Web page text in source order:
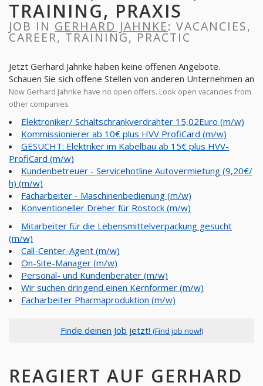
TRAINING, PRAXIS
JOB IN GERHARD JAHNKE: VACANCIES,
CAREER, TRAINING, PRACTIC
Jetzt Gerhard Jahnke haben keine offenen Angebote.
Schauen Sie sich offene Stellen von anderen Unternehmen an
Now Gerhard Jahnke have no open offers. Look open vacancies from
other companies
Elektroniker/ Schaltschrankverdrahter 15,02Euro (m/w)
Kommissionierer ab 10€ plus HVV ProfiCard (m/w)
GESUCHT: Elektriker im Kabelbau ab 15€ plus HVV-
ProfiCard (m/w)
Kundenbetreuer - Servicehotline Autovermietung (9,20€/
h) (m/w)
Facharbeiter - Maschinenbedienung (m/w)
Konventioneller Dreher für Rostock (m/w)
Mitarbeiter für die Lebensmittelverpackung gesucht
(m/w)
Call-Center-Agent (m/w)
On-Site-Manager (m/w)
Personal- und Kundenberater (m/w)
Wir suchen dringend einen Kernformer (m/w)
Facharbeiter Pharmaproduktion (m/w)
Finde deinen Job jetzt! (Find job now!)
REAGIERT AUF GERHARD